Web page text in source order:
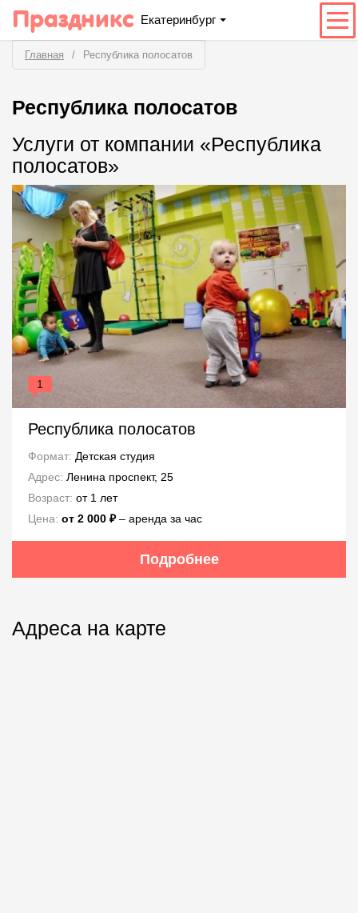
Праздникс Екатеринбург
Главная Республика полосатов
Республика полосатов
Услуги от компании «Республика
полосатов»
1
Республика полосатов
Формат: Детская студия
Адрес: Ленина проспект, 25
Возраст: от 1 лет
Цена: от 2 000 ₽– аренда за час
Подробнее
Адреса на карте